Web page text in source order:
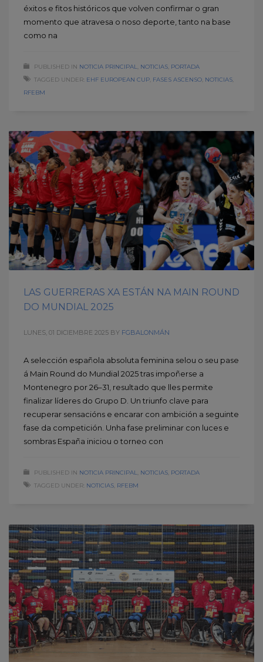
éxitos e fitos históricos que volven confirmar o gran
momento que atravesa o noso deporte, tanto na base
como na
PUBLISHED IN NOTICIA PRINCIPAL NOTICIAS PORTADA
TAGGED UNDER: EHF EUROPEAN CUP FASES ASCENSO NOTICIAS
RFEBM
LAS GUERRERAS XA ESTÁN NA MAIN ROUND
DO MUNDIAL 2025
LUNES, 01 DICIEMBRE 2025 BY FGBALONMÁN
A selección española absoluta feminina selou o seu pase
á Main Round do Mundial 2025 tras impoñerse a
Montenegro por 26–31, resultado que lles permite
finalizar líderes do Grupo D. Un triunfo clave para
recuperar sensacións e encarar con ambición a seguinte
fase da competición. Unha fase preliminar con luces e
sombras España iniciou o torneo con
PUBLISHED IN NOTICIA PRINCIPAL NOTICIAS PORTADA
TAGGED UNDER: NOTICIAS RFEBM